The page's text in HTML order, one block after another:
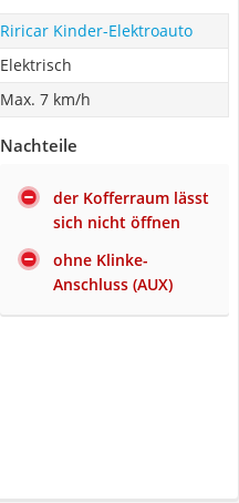
Riricar Kinder-Elektroauto
Elektrisch
Max. 7 km/h
Nachteile
der Kofferraum lässt
sich nicht öffnen
ohne Klinke-
Anschluss (AUX)